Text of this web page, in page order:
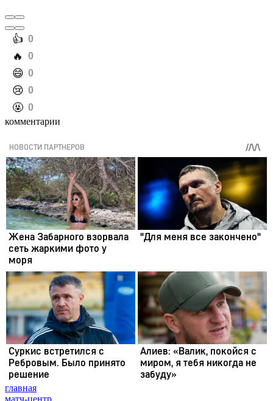
️👍 0
️🔥 0
️😄 0
️😢 0
️🤬 0
комментарии
главная
матч-центр